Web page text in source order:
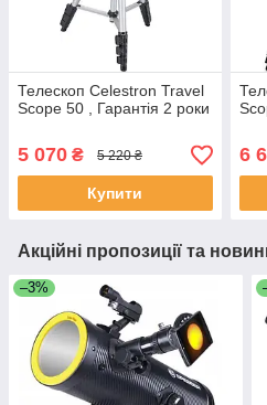
Телескоп Celestron Travel
Scope 50 , Гарантія 2 роки
5 070 ₴ 5 220 ₴
Купити
6
Акційні пропозиції та
–3%